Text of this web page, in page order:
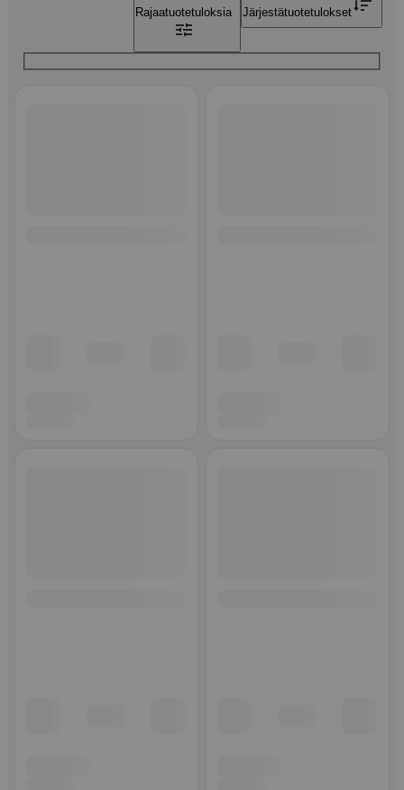
Rajaatuotetuloksia Järjestätuotetulokset